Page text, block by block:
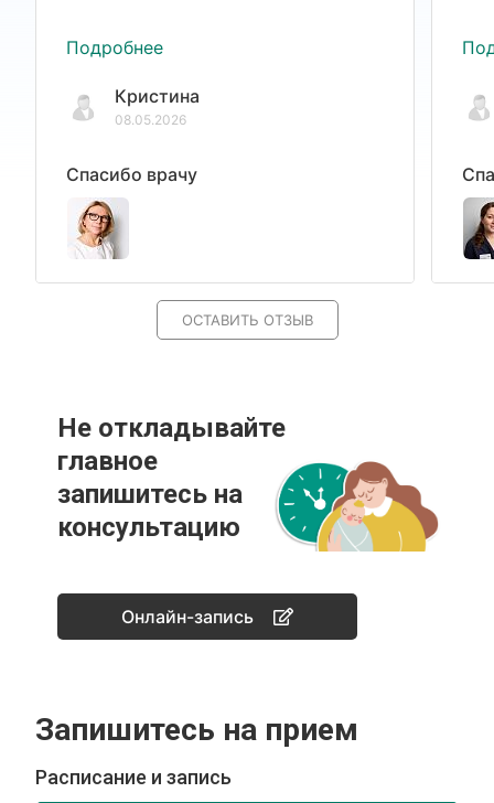
Подробнее
Кристина
08.05.2026
Спасибо врачу
ОСТАВИТЬ ОТЗЫВ
Не откладывайте
главное
запишитесь на
консультацию
Онлайн-запись
Запишитесь на прием
Расписание и запись